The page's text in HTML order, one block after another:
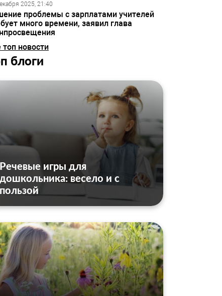
2025, 21:40
проблемы с зарплатами учителей
много времени, заявил глава
топ новости
блоги
Речевые игры для
дошкольника: весело и с
пользой